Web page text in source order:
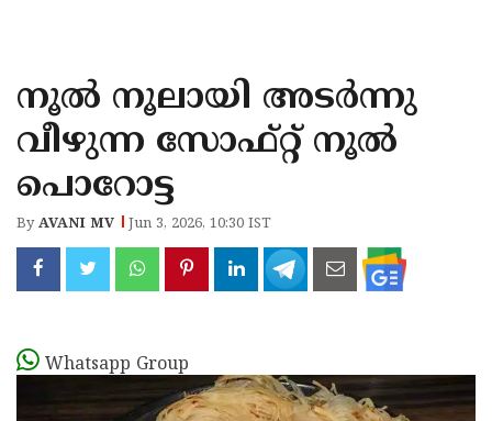
KANNUR
KASARAGOD
നൂൽ നൂലായി അടർന്നു
വീഴുന്ന സോഫ്റ്റ് നൂൽ
പൊറോട്ട
ByAVANI MV Jun 3, 2026, 10:30 IST
Whatsapp Group